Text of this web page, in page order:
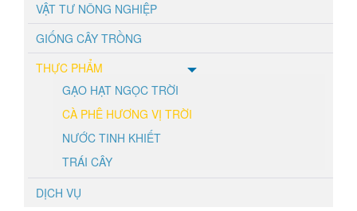
VẬT TƯ NÔNG NGHIỆP
GIỐNG CÂY TRỒNG
THỰC PHẨM
GẠO HẠT NGỌC TRỜI
CÀ PHÊ HƯƠNG VỊ TRỜI
NƯỚC TINH KHIẾT
TRÁI CÂY
DỊCH VỤ